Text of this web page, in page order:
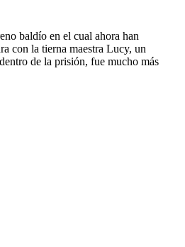
baldío en el cual ahora han
con la tierna maestra Lucy, un
de la prisión, fue mucho más